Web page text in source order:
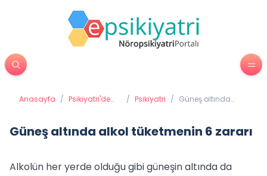
Anasayfa / Psikiyatri'de
/ Psikiyatri / Güneş altında
Güneş altında alkol tüketmenin 6 zararı
Alkolün her yerde olduğu gibi güneşin altında da